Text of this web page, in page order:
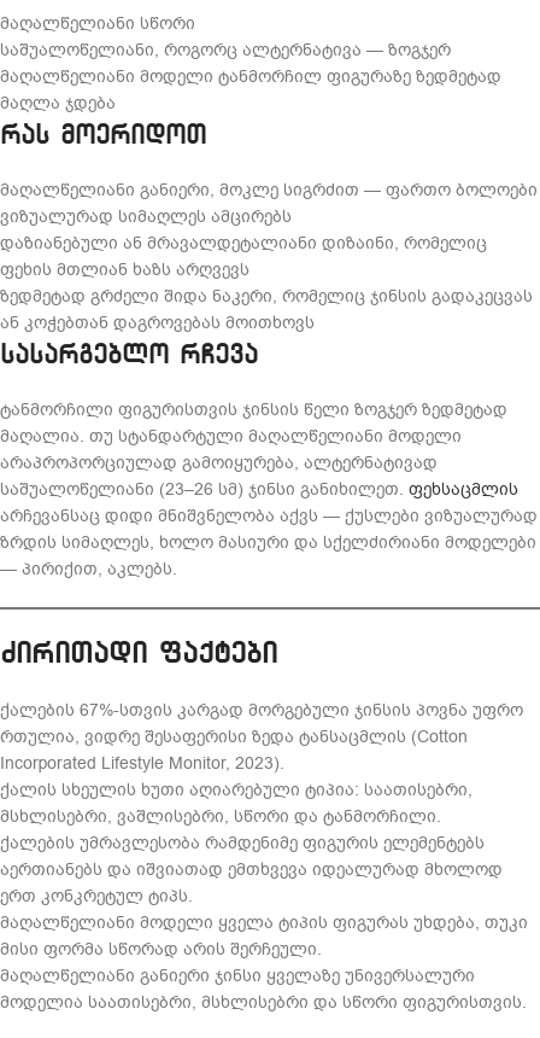
მაღალწელიანი სწორი
საშუალოწელიანი, როგორც ალტერნატივა — ზოგჯერ
მაღალწელიანი მოდელი ტანმორჩილ ფიგურაზე ზედმეტად
მაღლა ჯდება
რას მოერიდოთ
მაღალწელიანი განიერი, მოკლე სიგრძით — ფართო ბოლოები
ვიზუალურად სიმაღლეს ამცირებს
დაზიანებული ან მრავალდეტალიანი დიზაინი, რომელიც
ფეხის მთლიან ხაზს არღვევს
ზედმეტად გრძელი შიდა ნაკერი, რომელიც ჯინსის გადაკეცვას
ან კოჭებთან დაგროვებას მოითხოვს
სასარგებლო რჩევა
ტანმორჩილი ფიგურისთვის ჯინსის წელი ზოგჯერ ზედმეტად
მაღალია. თუ სტანდარტული მაღალწელიანი მოდელი
არაპროპორციულად გამოიყურება, ალტერნატივად
საშუალოწელიანი (23–26 სმ) ჯინსი განიხილეთ. ფეხსაცმლის
არჩევანსაც დიდი მნიშვნელობა აქვს — ქუსლები ვიზუალურად
ზრდის სიმაღლეს, ხოლო მასიური და სქელძირიანი მოდელები
— პირიქით, აკლებს.
ძირითადი ფაქტები
ქალების 67%-სთვის კარგად მორგებული ჯინსის პოვნა უფრო
რთულია, ვიდრე შესაფერისი ზედა ტანსაცმლის (Cotton
Incorporated Lifestyle Monitor, 2023).
ქალის სხეულის ხუთი აღიარებული ტიპია: საათისებრი,
მსხლისებრი, ვაშლისებრი, სწორი და ტანმორჩილი.
ქალების უმრავლესობა რამდენიმე ფიგურის ელემენტებს
აერთიანებს და იშვიათად ემთხვევა იდეალურად მხოლოდ
ერთ კონკრეტულ ტიპს.
მაღალწელიანი მოდელი ყველა ტიპის ფიგურას უხდება, თუკი
მისი ფორმა სწორად არის შერჩეული.
მაღალწელიანი განიერი ჯინსი ყველაზე უნივერსალური
მოდელია საათისებრი, მსხლისებრი და სწორი ფიგურისთვის.